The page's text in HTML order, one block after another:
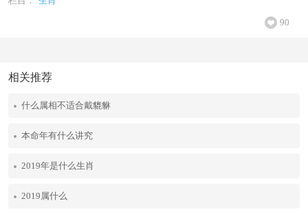
90
相关推荐
什么属相不适合戴貔貅
本命年有什么讲究
2019年是什么生肖
2019属什么